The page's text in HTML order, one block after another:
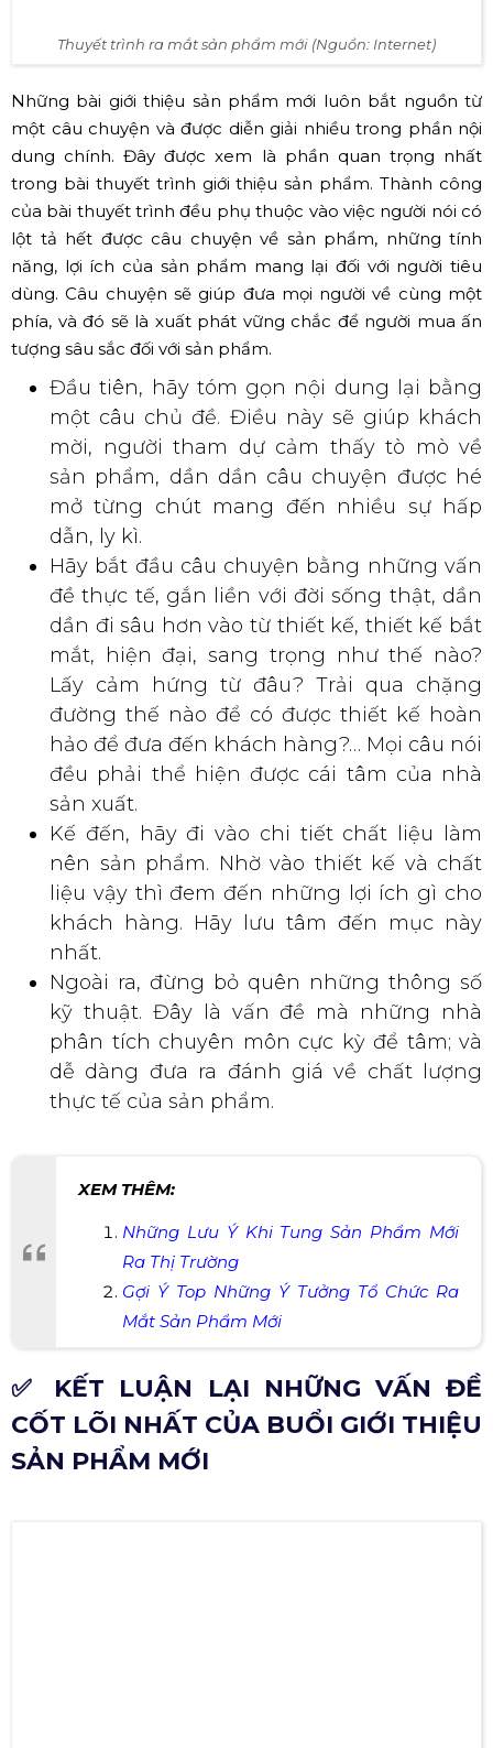
Thuyết trình ra mắt sản phẩm mới (Nguồn: Internet)
Những bài giới thiệu sản phẩm mới luôn bắt nguồn từ
một câu chuyện và được diễn giải nhiều trong phần nội
dung chính. Đây được xem là phần quan trọng nhất
trong bài thuyết trình giới thiệu sản phẩm. Thành công
của bài thuyết trình đều phụ thuộc vào việc người nói có
lột tả hết được câu chuyện về sản phẩm, những tính
năng, lợi ích của sản phẩm mang lại đối với người tiêu
dùng. Câu chuyện sẽ giúp đưa mọi người về cùng một
phía, và đó sẽ là xuất phát vững chắc để người mua ấn
tượng sâu sắc đối với sản phẩm.
Đầu tiên, hãy tóm gọn nội dung lại bằng
một câu chủ đề. Điều này sẽ giúp khách
mời, người tham dự cảm thấy tò mò về
sản phẩm, dần dần câu chuyện được hé
mở từng chút mang đến nhiều sự hấp
dẫn, ly kì.
Hãy bắt đầu câu chuyện bằng những vấn
đề thực tế, gắn liền với đời sống thật, dần
dần đi sâu hơn vào từ thiết kế, thiết kế bắt
mắt, hiện đại, sang trọng như thế nào?
Lấy cảm hứng từ đâu? Trải qua chặng
đường thế nào để có được thiết kế hoàn
hảo để đưa đến khách hàng?… Mọi câu nói
đều phải thể hiện được cái tâm của nhà
sản xuất.
Kế đến, hãy đi vào chi tiết chất liệu làm
nên sản phẩm. Nhờ vào thiết kế và chất
liệu vậy thì đem đến những lợi ích gì cho
khách hàng. Hãy lưu tâm đến mục này
nhất.
phân tích chuyên môn cực kỳ để tâm; và
dễ dàng đưa ra đánh giá về chất lượng
thực tế của sản phẩm.
Những Lưu Ý Khi Tung Sản Phẩm Mới
Ra Thị Trường
Gợi Ý Top Những Ý Tưởng Tổ Chức Ra
Mắt Sản Phẩm Mới